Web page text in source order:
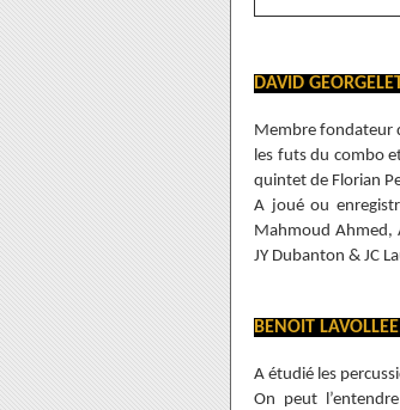
DAVID
Membre fondateur
les futs du combo
quintet de Florian
A joué ou
Mahmoud Ahmed,
JY Dubanton & JC
BENOIT
A étudié les
On peut